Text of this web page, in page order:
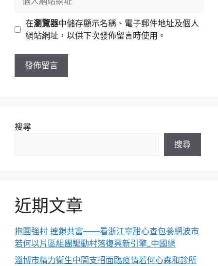
址
站
址
在瀏覽器中儲存顯示名稱、電子郵件地址及個人
網站網址，以供下次發佈留言時使用。
搜尋
搜尋
近期文章
抱團強村 連鎖共富——看浙江寧甜心查包養網波市
若何以片區組團驅動村落復興新引擎_中國網
淄博市精力衛生中間支招面臨疫情若何心森和診所